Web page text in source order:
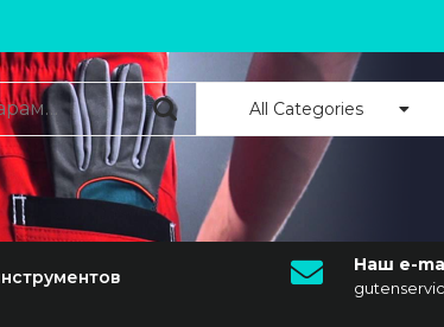
All Categories
Наш e-